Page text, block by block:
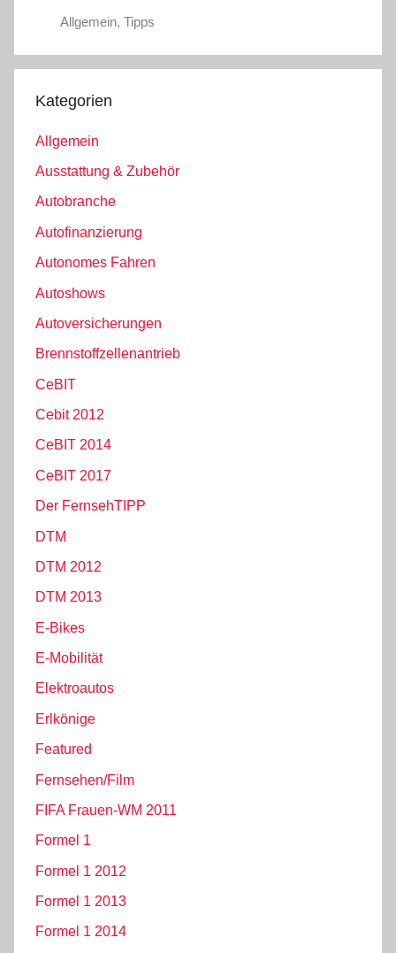
Allgemein, Tipps
Kategorien
Allgemein
Ausstattung & Zubehör
Autobranche
Autofinanzierung
Autonomes Fahren
Autoshows
Autoversicherungen
Brennstoffzellenantrieb
CeBIT
Cebit 2012
CeBIT 2014
CeBIT 2017
Der FernsehTIPP
DTM
DTM 2012
DTM 2013
E-Bikes
E-Mobilität
Elektroautos
Erlkönige
Featured
Fernsehen/Film
FIFA Frauen-WM 2011
Formel 1
Formel 1 2012
Formel 1 2013
Formel 1 2014